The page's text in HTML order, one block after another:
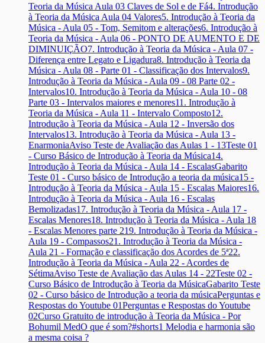
Teoria da Música Aula 03 Claves de Sol e de Fá4. Introdução
à Teoria da Música Aula 04 Valores5. Introdução à Teoria da
Música - Aula 05 - Tom, Semitom e alterações6. Introdução à
Teoria da Música - Aula 06 - PONTO DE AUMENTO E DE
DIMINUIÇÃO7. Introdução à Teoria da Música - Aula 07 -
Diferença entre Legato e Ligadura8. Introdução à Teoria da
Música - Aula 08 - Parte 01 - Classificação dos Intervalos9.
Introdução à Teoria da Música - Aula 09 - 08 Parte 02 -
Intervalos10. Introdução à Teoria da Música - Aula 10 - 08
Parte 03 - Intervalos maiores e menores11. Introdução à
Teoria da Música - Aula 11 - Intervalo Composto12.
Introdução à Teoria da Música - Aula 12 - Inversão dos
Intervalos13. Introdução à Teoria da Música - Aula 13 -
EnarmoniaAviso Teste de Avaliação das Aulas 1 - 13Teste 01
- Curso Básico de Introdução à Teoria da Música14.
Introdução à Teoria da Música - Aula 14 - EscalasGabarito
Teste 01 - Curso básico de Introdução a teoria da música15 -
Introdução à Teoria da Música - Aula 15 - Escalas Maiores16.
Introdução à Teoria da Música - Aula 16 - Escalas
Bemolizadas17. Introdução à Teoria da Música - Aula 17 -
Escalas Menores18. Introdução à Teoria da Música - Aula 18
- Escalas Menores parte 219. Introdução à Teoria da Música -
Aula 19 - Compassos21. Introdução à Teoria da Música -
Aula 21 - Formação e classificação dos Acordes de 5ª22.
Introdução à Teoria da Música - Aula 22 - Acordes de
SétimaAviso Teste de Avaliação das Aulas 14 - 22Teste 02 -
Curso Básico de Introdução à Teoria da MúsicaGabarito Teste
02 - Curso básico de Introdução a teoria da músicaPerguntas e
Respostas do Youtube 01Perguntas e Respostas do Youtube
02Curso Gratuito de introdução à Teoria da Música - Por
Bohumil MedO que é som?#shorts1 Melodia e harmonia são
a mesma coisa ?